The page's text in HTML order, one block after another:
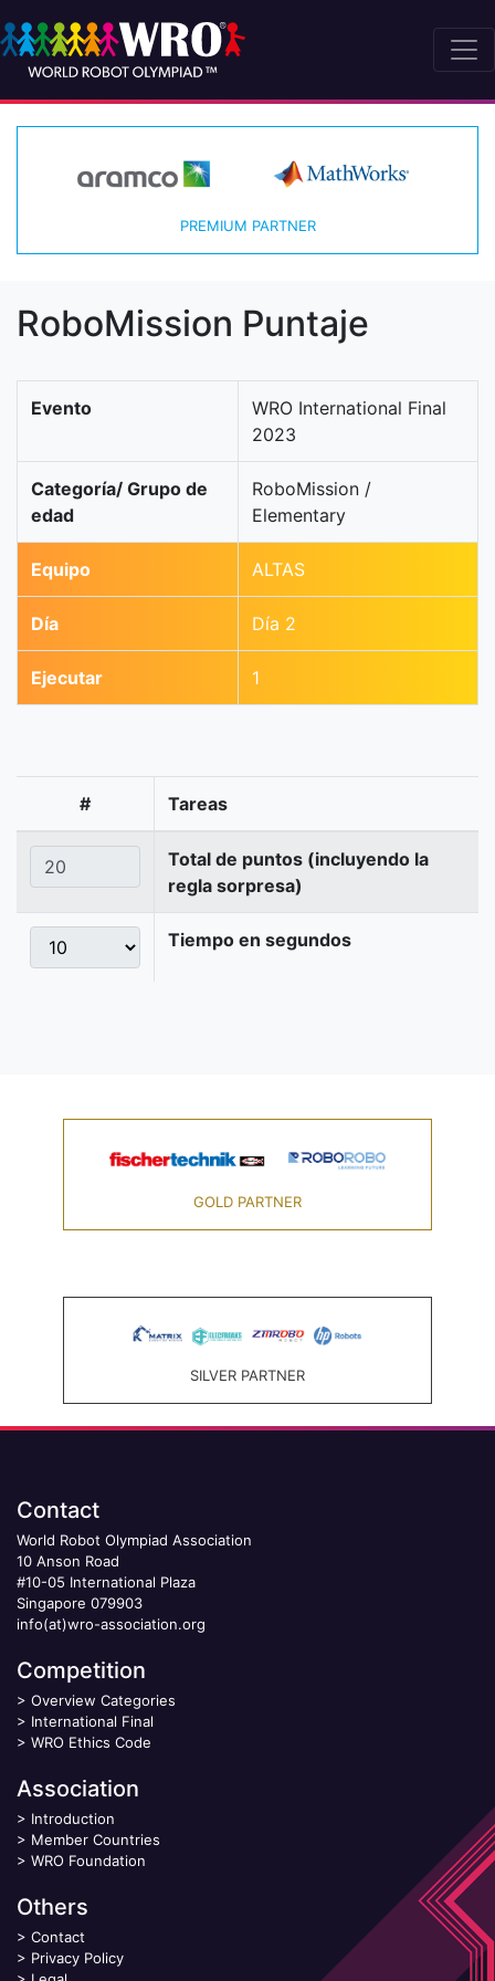
PREMIUM PARTNER
RoboMission Puntaje
Evento
WRO International Final
2023
Categoría/ Grupo de
edad
RoboMission /
Elementary
Equipo ALTAS
Día Día 2
Ejecutar 1
# Tareas
Total de puntos (incluyendo la
regla sorpresa)
Tiempo en segundos
GOLD PARTNER
SILVER PARTNER
Contact
World Robot Olympiad Association
10 Anson Road
#10-05 International Plaza
Singapore 079903
info(at)wro-association.org
Competition
> Overview Categories
> International Final
> WRO Ethics Code
Association
> Introduction
> Member Countries
> WRO Foundation
Others
> Contact
> Privacy Policy